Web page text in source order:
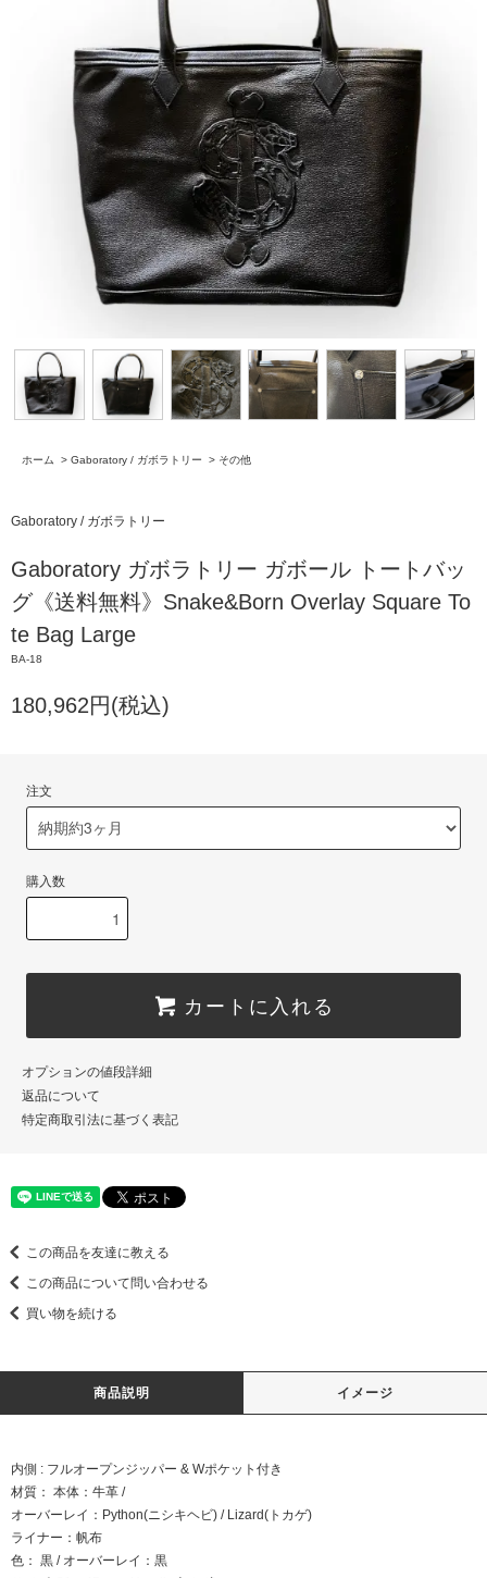
ホーム > Gaboratory / ガボラトリー > その他
Gaboratory / ガボラトリー
Gaboratory ガボラトリー ガボール トートバッ
グ《送料無料》Snake&Born Overlay Square To
te Bag Large
BA-18
180,962円(税込)
注文
購入数
カートに入れる
オプションの値段詳細
返品について
特定商取引法に基づく表記
この商品を友達に教える
この商品について問い合わせる
買い物を続ける
商品説明 イメージ
内側 : フルオープンジッパー & Wポケット付き
材質： 本体：牛革 /
オーバーレイ：Python(ニシキヘビ) / Lizard(トカゲ)
ライナー：帆布
色： 黒 / オーバーレイ：黒